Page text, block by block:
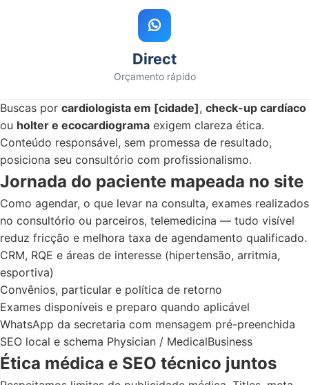
Direct
Orçamento rápido
Buscas por cardiologista em [cidade], check-up cardíaco
ou holter e ecocardiograma exigem clareza ética.
Conteúdo responsável, sem promessa de resultado,
posiciona seu consultório com profissionalismo.
Jornada do paciente mapeada no site
Como agendar, o que levar na consulta, exames realizados
no consultório ou parceiros, telemedicina — tudo visível
reduz fricção e melhora taxa de agendamento qualificado.
CRM, RQE e áreas de interesse (hipertensão, arritmia,
esportiva)
Convênios, particular e política de retorno
Exames disponíveis e preparo quando aplicável
WhatsApp da secretaria com mensagem pré-preenchida
SEO local e schema Physician / MedicalBusiness
Ética médica e SEO técnico juntos